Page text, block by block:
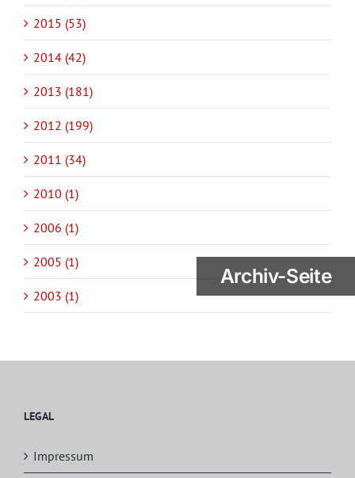
2015 (53)
2014 (42)
2013 (181)
2012 (199)
2011 (34)
2010 (1)
2006 (1)
2005 (1)
2003 (1)
LEGAL
Impressum
Archiv-Seite